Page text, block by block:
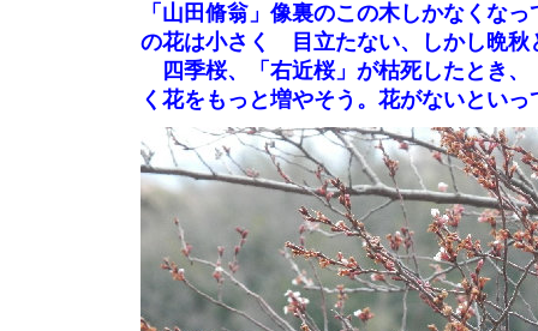
「山田脩翁」像裏のこの木しかなくな
の花は小さく 目立たない、しかし晩秋
四季桜、「右近桜」が枯死したとき、
く花をもっと増やそう。花がないとい